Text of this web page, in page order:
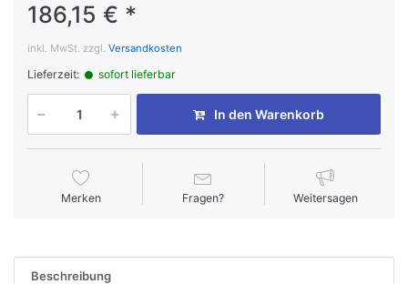
186,15 € *
inkl. MwSt. zzgl. Versandkosten
Lieferzeit: sofort lieferbar
In den Warenkorb
Merken Fragen? Weitersagen
Beschreibung